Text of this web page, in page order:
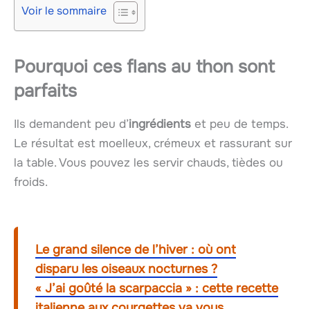
Voir le sommaire
Pourquoi ces flans au thon sont
parfaits
Ils demandent peu d’ingrédients et peu de temps.
Le résultat est moelleux, crémeux et rassurant sur
la table. Vous pouvez les servir chauds, tièdes ou
froids.
Le grand silence de l’hiver : où ont
disparu les oiseaux nocturnes ?
« J’ai goûté la scarpaccia » : cette recette